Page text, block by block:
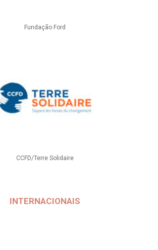
Fundação Ford
CCFD/Terre Solidaire
INTERNACIONAIS